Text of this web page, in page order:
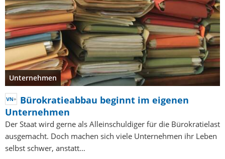
Unternehmen
Bürokratieabbau beginnt im eigenen
Unternehmen
Der Staat wird gerne als Alleinschuldiger für die Bürokratielast
ausgemacht. Doch machen sich viele Unternehmen ihr Leben
selbst schwer, anstatt…